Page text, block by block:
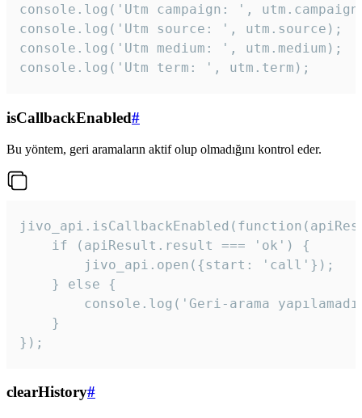
console.log('Utm campaign: ',
console.log('Utm source: ', utm.source);
console.log('Utm medium: ', utm.medium);
console.log('Utm term: ', utm.term);
isCallbackEnabled#
Bu yöntem, geri aramaların aktif olup olmadığını kontrol eder.
    if (apiResult.result === 'ok') {
        jivo_api.open({start: 'call'});
    } else {
console.log('Geri-arama
    }
});
clearHistory#